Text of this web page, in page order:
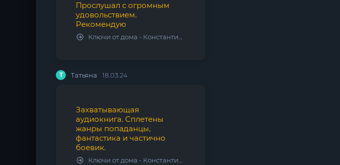
Прослушал с огромным
удовольствием.
Рекомендую
Ключи от дома - Константин Калбазов
Т Татьяна 18.03.24
Захватывающая
аудиокнига. Сплетены
жанры попаданцы,
фантастика и частично
боевик.
Ключи от дома - Константин Калбазов